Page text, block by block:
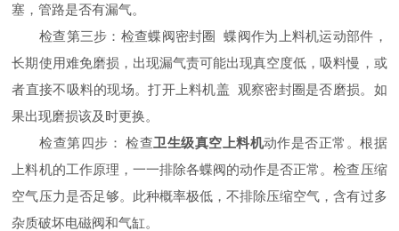
塞，管路是否有漏气。
检查第三步：检查蝶阀密封圈 蝶阀作为上料机运动部件，
长期使用难免磨损，出现漏气责可能出现真空度低，吸料慢，或
者直接不吸料的现场。打开上料机盖 观察密封圈是否磨损。如
果出现磨损该及时更换。
检查第四步： 检查卫生级真空上料机动作是否正常。根据
上料机的工作原理，一一排除各蝶阀的动作是否正常。检查压缩
空气压力是否足够。此种概率极低，不排除压缩空气，含有过多
杂质破坏电磁阀和气缸。